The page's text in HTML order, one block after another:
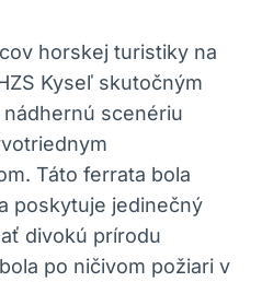
horskej turistiky na
Kyseľ skutočným
scenériu
Táto ferrata bola
poskytuje jedinečný
divokú prírodu
po ničivom požiari v